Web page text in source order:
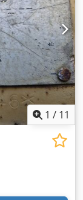
1 / 11